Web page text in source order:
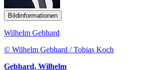
Bildinformationen
Wilhelm Gebhard
© Wilhelm Gebhard / Tobias Koch
Gebhard, Wilhelm